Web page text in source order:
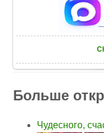
Больше
Чудесного,